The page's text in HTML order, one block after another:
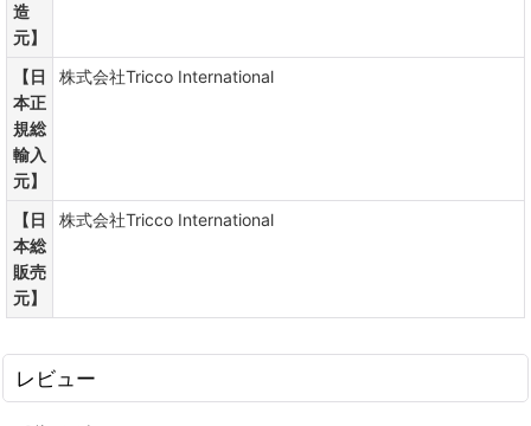
造
元】
【日
本正
規総
輸入
元】
株式会社Tricco International
【日
本総
販売
元】
株式会社Tricco International
レビュー